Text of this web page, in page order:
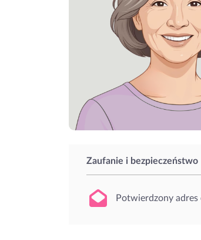
Zaufanie i bezpieczeństwo
Potwierdzony adres